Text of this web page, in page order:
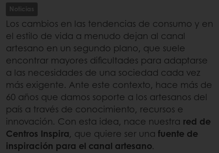
Noticias
Los cambios en las tendencias de consumo y en
el estilo de vida a menudo dejan al canal
artesano en un segundo plano, que suele
encontrar mayores dificultades para adaptarse
a las necesidades de una sociedad cada vez
más exigente. Ante este contexto, hace más de
60 años que damos soporte a los artesanos del
país a través de conocimiento, recursos e
innovación. Con esta idea, nace nuestra red de
Centros Inspira, que quiere ser una fuente de
inspiración para el canal artesano.